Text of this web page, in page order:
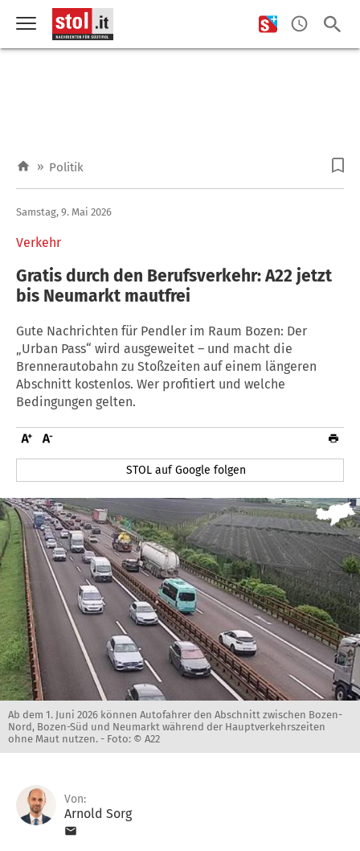
» Politik
Verkehr
Samstag, 9. Mai 2026
Gratis durch den Berufsverkehr: A22 jetzt
bis Neumarkt mautfrei
Gute Nachrichten für Pendler im Raum Bozen: Der
„Urban Pass“ wird ausgeweitet – und macht die
Brennerautobahn zu Stoßzeiten auf einem längeren
Abschnitt kostenlos. Wer profitiert und welche
Bedingungen gelten.
STOL auf Google folgen
Ab dem 1. Juni 2026 können Autofahrer den Abschnitt zwischen Bozen-
Nord, Bozen-Süd und Neumarkt während der Hauptverkehrszeiten
ohne Maut nutzen. - Foto: © A22
Von:
Arnold Sorg